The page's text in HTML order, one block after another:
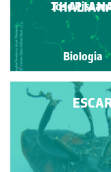
Ana Antunes
Biologia
Jose
Biologia